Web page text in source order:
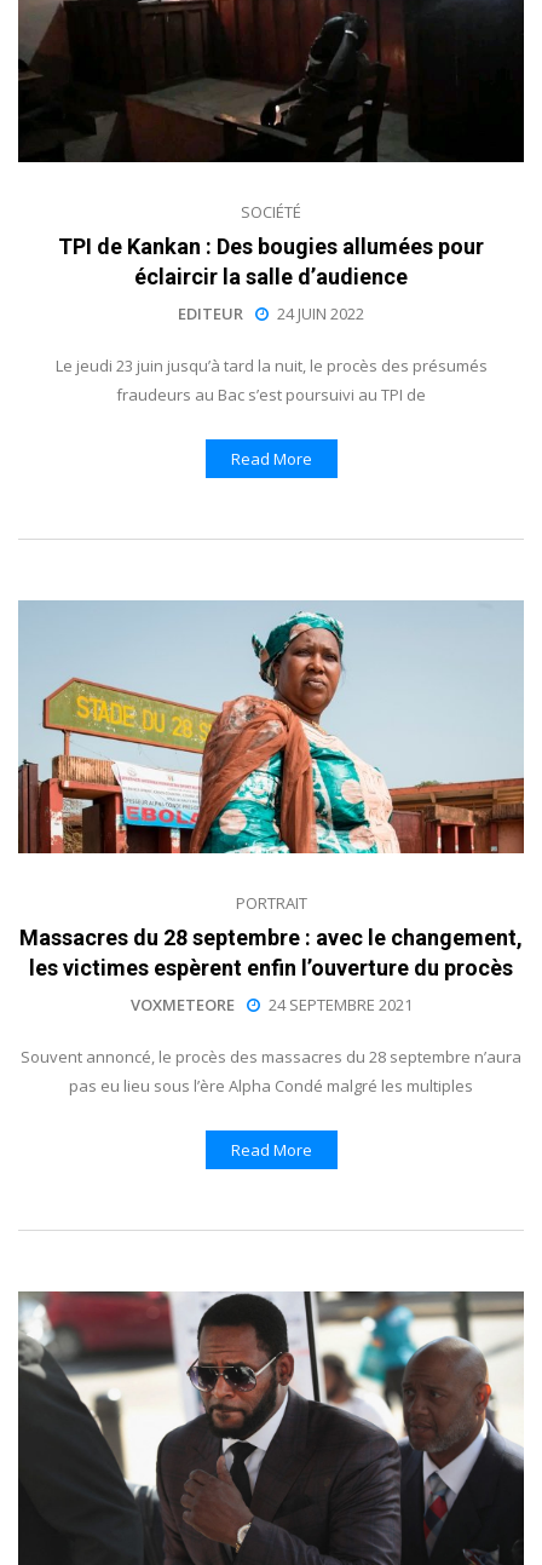
SOCIÉTÉ
TPI de Kankan : Des bougies allumées pour
éclaircir la salle d’audience
EDITEUR 24 JUIN 2022
Le jeudi 23 juin jusqu’à tard la nuit, le procès des présumés
fraudeurs au Bac s’est poursuivi au TPI de
Read More
PORTRAIT
Massacres du 28 septembre : avec le changement,
les victimes espèrent enfin l’ouverture du procès
VOXMETEORE 24 SEPTEMBRE 2021
Souvent annoncé, le procès des massacres du 28 septembre n’aura
pas eu lieu sous l’ère Alpha Condé malgré les multiples
Read More